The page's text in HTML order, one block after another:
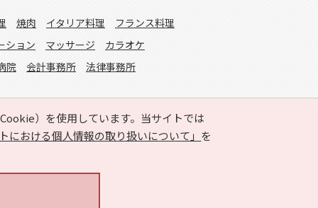
）を使用しています。当サイトでは
における個人情報の取り扱いについて」 を
焼肉 イタリア料理
フランス料理
ション マッサージ
カラオケ
院 会計事務所 法律事務所